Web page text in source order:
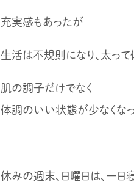
充実感もあったが
生活は不規則になり、太って
肌の調子だけでなく
体調のいい状態が少なくなっ
休みの週末、日曜日は、一日